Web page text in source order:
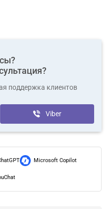
поддержка клиентов
Viber
Microsoft Copilot